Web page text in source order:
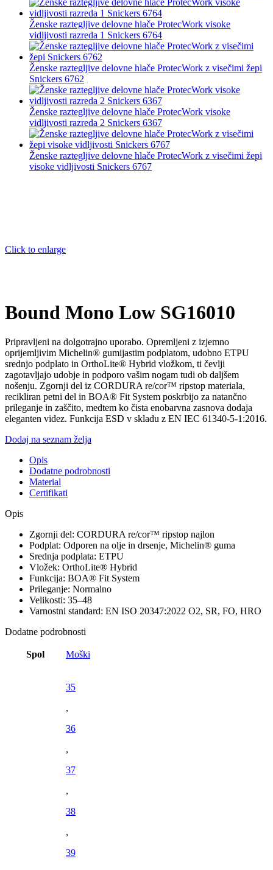
Ženske raztegljive delovne hlače ProtecWork visoke
vidljivosti razreda 1 Snickers 6764
Ženske raztegljive delovne hlače ProtecWork z visečimi žepi
Snickers 6762
Ženske raztegljive delovne hlače ProtecWork visoke
vidljivosti razreda 2 Snickers 6367
Ženske raztegljive delovne hlače ProtecWork z visečimi žepi
visoke vidljivosti Snickers 6767
Click to enlarge
Bound Mono Low SG16010
Pripravljeni na dolgotrajno uporabo. Opremljeni z izjemno
oprijemljivim Michelin® gumijastim podplatom, udobno ETPU
srednjo podplato in OrthoLite® Hybrid vložkom, ti čevlji
zagotavljajo udobje in podporo vašim nogam tudi ob daljšem
nošenju. Zgornji del iz CORDURA re/cor™ ripstop materiala,
recikliran petni del in BOA® Fit System poskrbijo za natančno
prileganje in zaščito, medtem ko čista enobarvna zasnova dodaja
eleganten videz. Funkcija ESD v skladu z EN IEC 61340-5-1:2016.
Dodaj na seznam želja
Opis
Dodatne podrobnosti
Material
Certifikati
Opis
Zgornji del: CORDURA re/cor™ ripstop najlon
Podplat: Odporen na olje in drsenje, Michelin® guma
Srednja podplata: ETPU
Vložek: OrthoLite® Hybrid
Funkcija: BOA® Fit System
Prileganje: Normalno
Velikosti: 35–48
Varnostni standard: EN ISO 20347:2022 O2, SR, FO, HRO
Dodatne podrobnosti
Spol Moški
35
,
36
,
37
,
38
,
39